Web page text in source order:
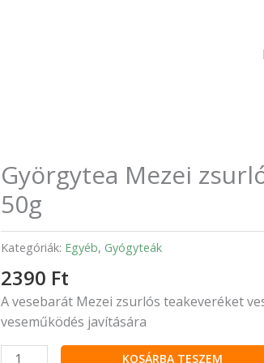
Györgytea Mezei
50g
Kategóriák: Egyéb, Gyógyteák
2390 Ft
A vesebarát Mezei zsurlós teakeveréket
veseműködés javítására
Györgytea
Mezei
zsurlós
teakeverék
50g
mennyiség
KOSÁRBA TESZEM